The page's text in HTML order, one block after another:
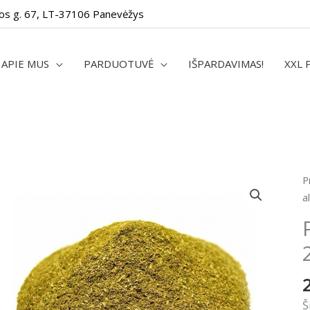
g. 67, LT-37106 Panevėžys
APIE MUS PARDUOTUVĖ IŠPARDAVIMAS! XXL
/